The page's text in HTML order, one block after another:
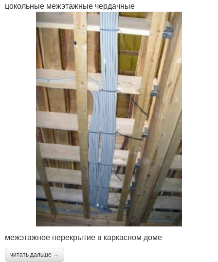
цокольные межэтажные чердачные
межэтажное перекрытие в каркасном доме
читать дальше →